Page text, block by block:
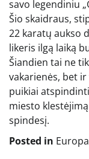
savo legendiniu
Šio skaidraus,
22 karatų aukso
likeris ilgą laiką
Šiandien tai ne
vakarienės, bet
puikiai
miesto
spindesį.
Posted in Europa